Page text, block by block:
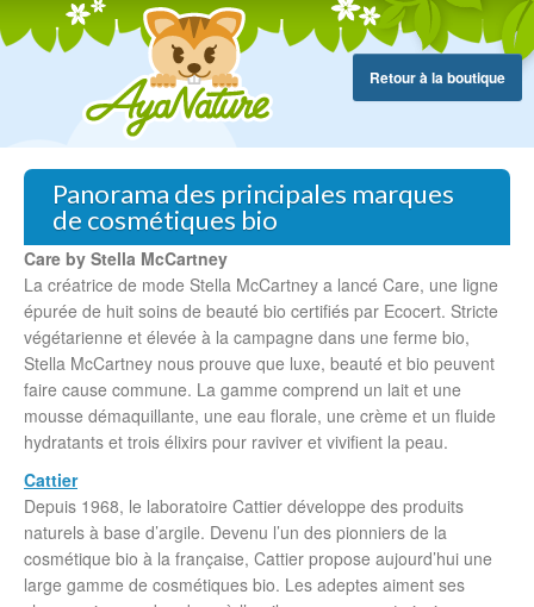
Retour à la boutique
Panorama des principales marques
de cosmétiques bio
Care by Stella McCartney
La créatrice de mode Stella McCartney a lancé Care, une ligne
épurée de huit soins de beauté bio certifiés par Ecocert. Stricte
végétarienne et élevée à la campagne dans une ferme bio,
Stella McCartney nous prouve que luxe, beauté et bio peuvent
faire cause commune. La gamme comprend un lait et une
mousse démaquillante, une eau florale, une crème et un fluide
hydratants et trois élixirs pour raviver et vivifient la peau.
Cattier
Depuis 1968, le laboratoire Cattier développe des produits
naturels à base d’argile. Devenu l’un des pionniers de la
cosmétique bio à la française, Cattier propose aujourd’hui une
large gamme de cosmétiques bio. Les adeptes aiment ses